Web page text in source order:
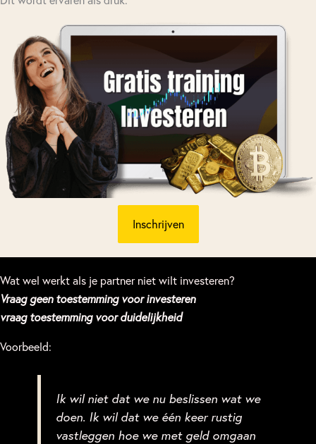
Inschrijven
Wat wel werkt als je partner niet wilt investeren?
Vraag geen toestemming voor investeren
vraag toestemming voor duidelijkheid
Voorbeeld:
Ik wil niet dat we nu beslissen wat we
doen. Ik wil dat we één keer rustig
vastleggen hoe we met geld omgaan